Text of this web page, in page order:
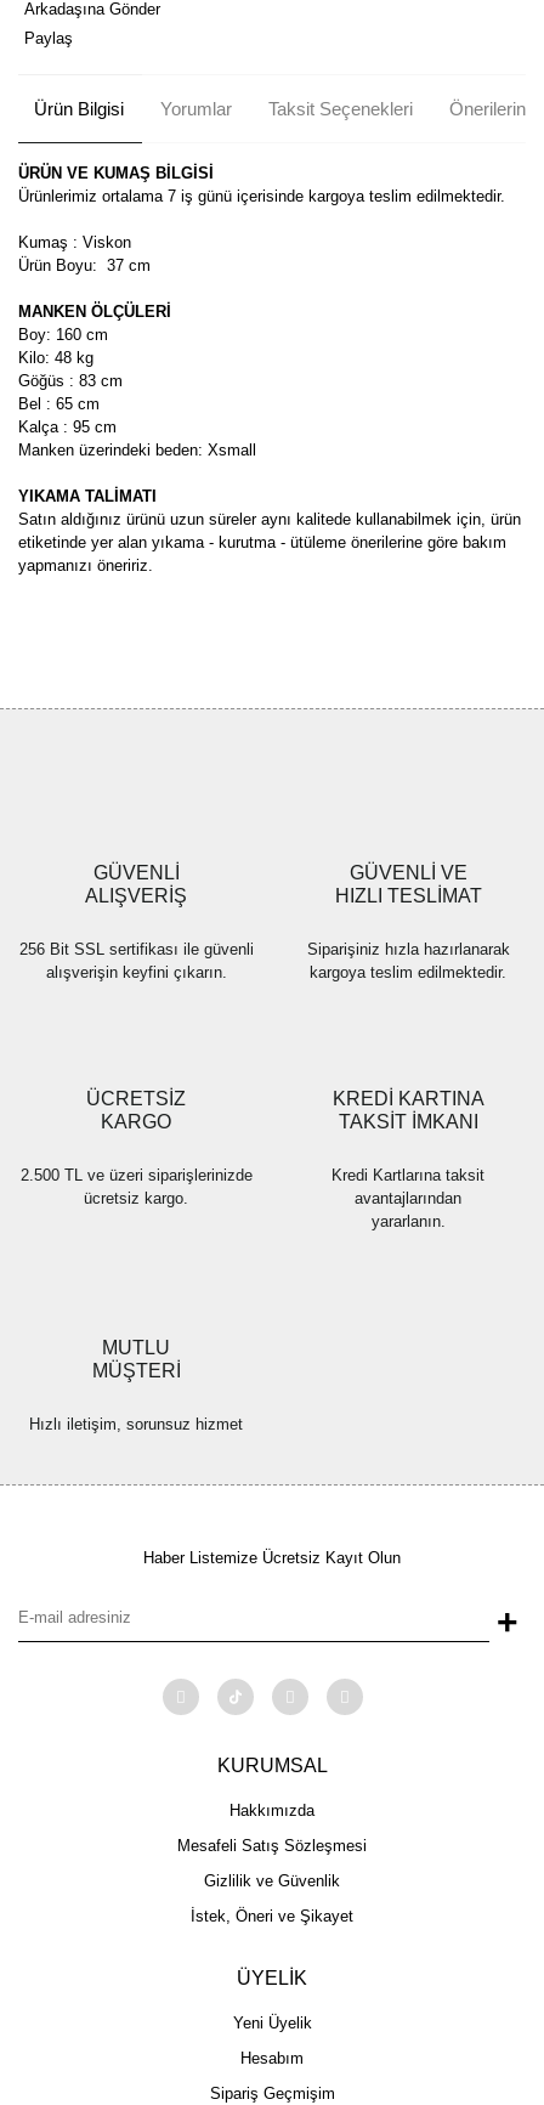
Arkadaşına Gönder
Paylaş
Ürün Bilgisi Yorumlar Taksit Seçenekleri Önerileriniz
ÜRÜN VE KUMAŞ BİLGİSİ
Ürünlerimiz ortalama 7 iş günü içerisinde kargoya teslim edilmektedir.
Kumaş : Viskon
Ürün Boyu: 37 cm
MANKEN ÖLÇÜLERİ
Boy: 160 cm
Kilo: 48 kg
Göğüs : 83 cm
Bel : 65 cm
Kalça : 95 cm
Manken üzerindeki beden: Xsmall
YIKAMA TALİMATI
Satın aldığınız ürünü uzun süreler aynı kalitede kullanabilmek için, ürün
etiketinde yer alan yıkama - kurutma - ütüleme önerilerine göre bakım
yapmanızı öneririz.
Ürün fiyatı diğer sitelerden daha pahalı.
Bu ürüne benzer farklı alternatifler olmalı.
GÜVENLİ
ALIŞVERİŞ
256 Bit SSL sertifikası ile güvenli
alışverişin keyfini çıkarın.
GÜVENLİ VE
HIZLI TESLİMAT
Siparişiniz hızla hazırlanarak
kargoya teslim edilmektedir.
ÜCRETSİZ
KARGO
2.500 TL ve üzeri siparişlerinizde
ücretsiz kargo.
KREDİ KARTINA
TAKSİT İMKANI
Kredi Kartlarına taksit
avantajlarından
yararlanın.
MUTLU
MÜŞTERİ
Hızlı iletişim, sorunsuz hizmet
Haber Listemize Ücretsiz Kayıt Olun
+
KURUMSAL
Hakkımızda
Mesafeli Satış Sözleşmesi
Gizlilik ve Güvenlik
İstek, Öneri ve Şikayet
ÜYELİK
Yeni Üyelik
Hesabım
Sipariş Geçmişim